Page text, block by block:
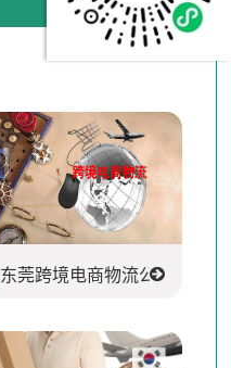
东莞跨境电商物流公司